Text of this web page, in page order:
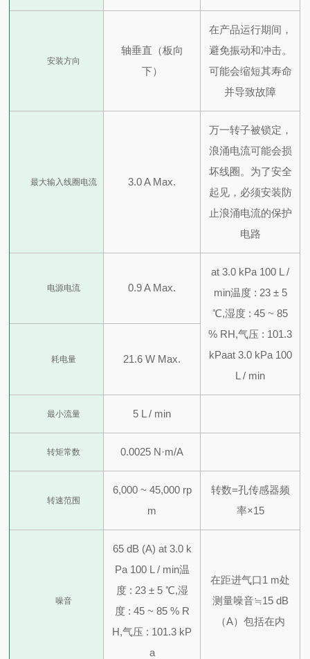
安装方向
轴垂直（板向
下）
在产品运行期间，
避免振动和冲击。
可能会缩短其寿命
并导致故障
最大输入线圈电流 3.0 A Max.
万一转子被锁定，
浪涌电流可能会损
坏线圈。 为了安全
起见，必须安装防
止浪涌电流的保护
电路
电源电流 0.9 A Max.
at 3.0 kPa 100 L /
min温度 : 23 ± 5
℃,湿度 : 45 ~ 85
% RH,气压 : 101.3
kPaat 3.0 kPa 100
L / min
耗电量 21.6 W Max.
最小流量 5 L / min
转矩常数 0.0025 N·m/A
转速范围
6,000 ~ 45,000 rp
m
转数=孔传感器频
率×15
噪音
65 dB (A) at 3.0 k
Pa 100 L / min温
度 : 23 ± 5 ℃,湿
度 : 45 ~ 85 % R
H,气压 : 101.3 kP
a
在距进气口1 m处
测量噪音≒15 dB
（A）包括在内